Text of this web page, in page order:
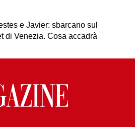
e Javier: sbarcano sul
di Venezia. Cosa accadrà